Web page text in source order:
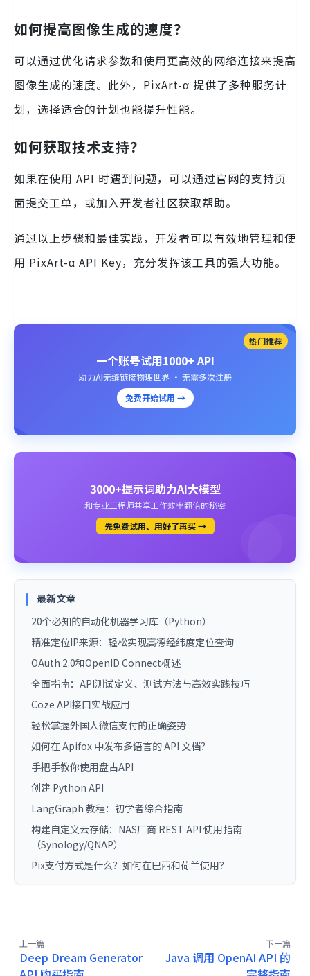
如何提高图像生成的速度？
可以通过优化请求参数和使用更高效的网络连接来提高
图像生成的速度。此外，PixArt-α 提供了多种服务计
划，选择适合的计划也能提升性能。
如何获取技术支持？
如果在使用 API 时遇到问题，可以通过官网的支持页
面提交工单，或加入开发者社区获取帮助。
通过以上步骤和最佳实践，开发者可以有效地管理和使
用 PixArt-α API Key，充分发挥该工具的强大功能。
热门推荐
一个账号试用1000+ API
助力AI无缝链接物理世界 · 无需多次注册
免费开始试用 →
3000+提示词助力AI大模型
和专业工程师共享工作效率翻倍的秘密
先免费试用、用好了再买 →
最新文章
20个必知的自动化机器学习库（Python）
精准定位IP来源：轻松实现高德经纬度定位查询
OAuth 2.0和OpenID Connect概述
全面指南：API测试定义、测试方法与高效实践技巧
Coze API接口实战应用
轻松掌握外国人微信支付的正确姿势
如何在 Apifox 中发布多语言的 API 文档？
手把手教你使用盘古API
创建 Python API
LangGraph 教程：初学者综合指南
构建自定义云存储：NAS厂商 REST API 使用指南
（Synology/QNAP）
Pix支付方式是什么？如何在巴西和荷兰使用？
上一篇
Deep Dream Generator
下一篇
Java 调用 OpenAI API 的